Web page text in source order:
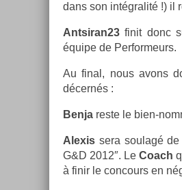
dans son in­tégralité !) il
An­tsiran23 finit donc
équipe de Per­for­meurs.
Au final, nous avons
décernés :
Benja reste le bien-
Al­exis sera soulagé
G&D 2012″. LeCoach
à finir le con­cours en